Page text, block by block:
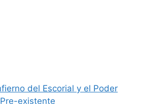
del Escorial y el Poder
existente